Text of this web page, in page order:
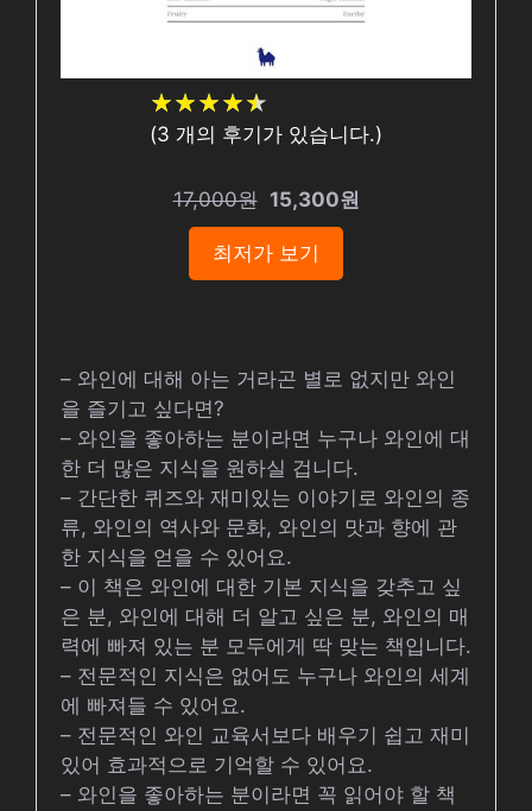
★★★★★
★★★★★
(3 개의 후기가 있습니다.)
17,000원 15,300원
최저가 보기
– 와인에 대해 아는 거라곤 별로 없지만 와인
을 즐기고 싶다면?
– 와인을 좋아하는 분이라면 누구나 와인에 대
한 더 많은 지식을 원하실 겁니다.
– 간단한 퀴즈와 재미있는 이야기로 와인의 종
류, 와인의 역사와 문화, 와인의 맛과 향에 관
한 지식을 얻을 수 있어요.
– 이 책은 와인에 대한 기본 지식을 갖추고 싶
은 분, 와인에 대해 더 알고 싶은 분, 와인의 매
력에 빠져 있는 분 모두에게 딱 맞는 책입니다.
– 전문적인 지식은 없어도 누구나 와인의 세계
에 빠져들 수 있어요.
– 전문적인 와인 교육서보다 배우기 쉽고 재미
있어 효과적으로 기억할 수 있어요.
– 와인을 좋아하는 분이라면 꼭 읽어야 할 책